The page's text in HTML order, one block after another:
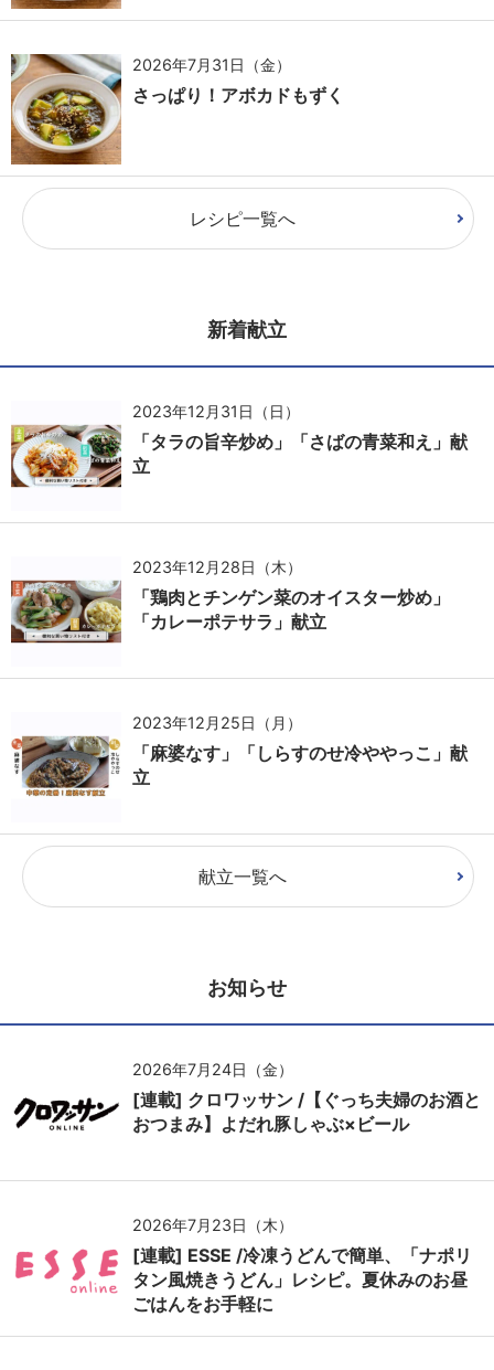
2026年7月31日（金）
さっぱり！アボカドもずく
レシピ一覧へ
新着献立
2023年12月31日（日）
「タラの旨辛炒め」「さばの青菜和え」献
立
2023年12月28日（木）
「鶏肉とチンゲン菜のオイスター炒め」
「カレーポテサラ」献立
2023年12月25日（月）
「麻婆なす」「しらすのせ冷ややっこ」献
立
献立一覧へ
お知らせ
2026年7月24日（金）
[連載] クロワッサン /【ぐっち夫婦のお酒と
おつまみ】よだれ豚しゃぶ×ビール
2026年7月23日（木）
[連載] ESSE /冷凍うどんで簡単、「ナポリ
タン風焼きうどん」レシピ。夏休みのお昼
ごはんをお手軽に